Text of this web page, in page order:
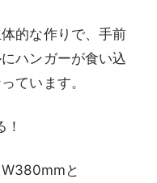
的な作りで、手前
ハンガーが食い込
ています。
と